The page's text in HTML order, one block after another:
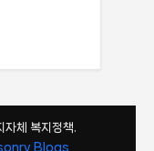
체 복지정책.
Blogs